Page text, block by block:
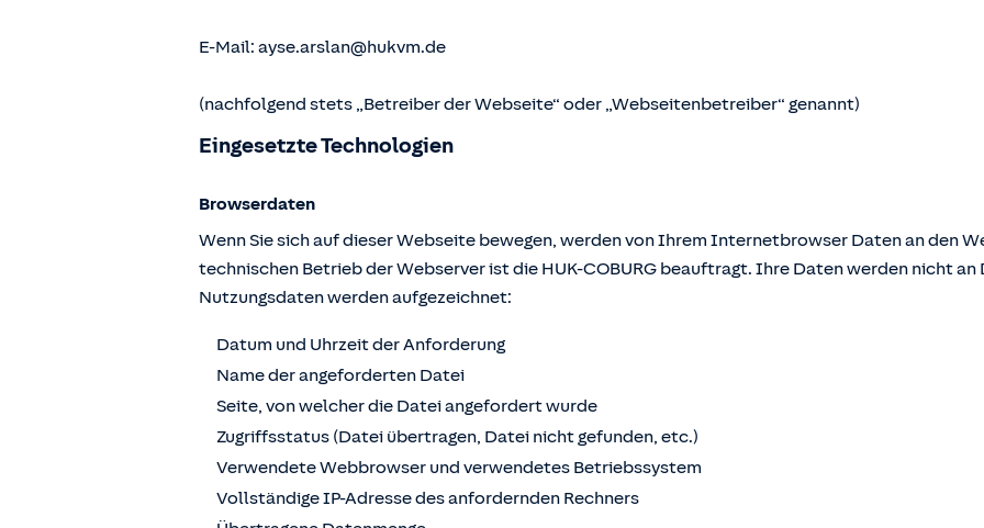
E-Mail: ayse.arslan@hukvm.de
(nachfolgend stets „Betreiber der Webseite“ oder „Webseitenbetreiber“ genannt)
Eingesetzte Technologien
Browserdaten
Wenn Sie sich auf dieser Webseite bewegen, werden von Ihrem Internetbrowser Daten an den
technischen Betrieb der Webserver ist die HUK-COBURG beauftragt. Ihre Daten werden nicht
Nutzungsdaten werden aufgezeichnet:
Datum und Uhrzeit der Anforderung
Name der angeforderten Datei
Seite, von welcher die Datei angefordert wurde
Zugriffsstatus (Datei übertragen, Datei nicht gefunden, etc.)
Verwendete Webbrowser und verwendetes Betriebssystem
Vollständige IP-Adresse des anfordernden Rechners